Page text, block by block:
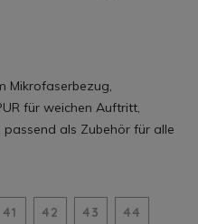
Mikrofaserbezug,
für weichen Auftritt,
als Zubehör für alle
41 42 43 44